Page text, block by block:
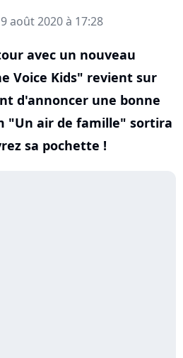
août 2020 à 17:28
avec un nouveau
Voice Kids" revient sur
d'annoncer une bonne
"Un air de famille" sortira
sa pochette !